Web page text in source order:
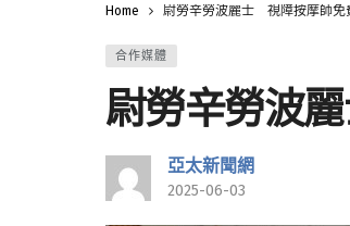
Home 尉勞辛勞波麗士 視障按摩師免
合作媒體
尉勞辛勞波
亞太新聞網
2025-06-03